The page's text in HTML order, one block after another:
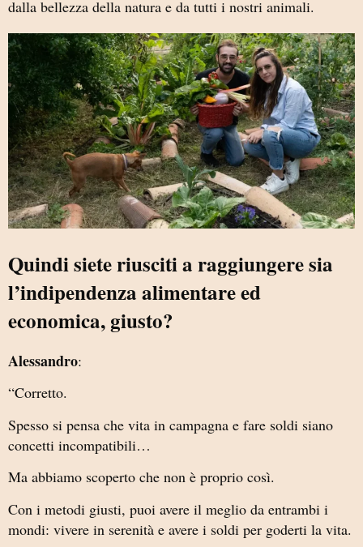
dalla bellezza della natura e da tutti i nostri animali.
Quindi siete riusciti a raggiungere sia
l’indipendenza alimentare ed
economica, giusto?
Alessandro:
“Corretto.
Spesso si pensa che vita in campagna e fare soldi siano
concetti incompatibili…
Ma abbiamo scoperto che non è proprio così.
Con i metodi giusti, puoi avere il meglio da entrambi i
mondi: vivere in serenità e avere i soldi per goderti la vita.